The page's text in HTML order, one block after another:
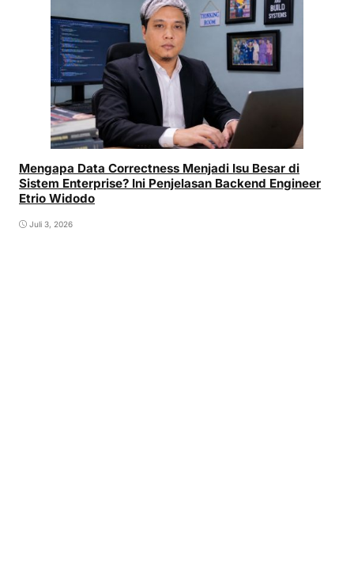
Mengapa Data Correctness Menjadi Isu Besar di
Sistem Enterprise? Ini Penjelasan Backend Engineer
Etrio Widodo
Juli 3, 2026